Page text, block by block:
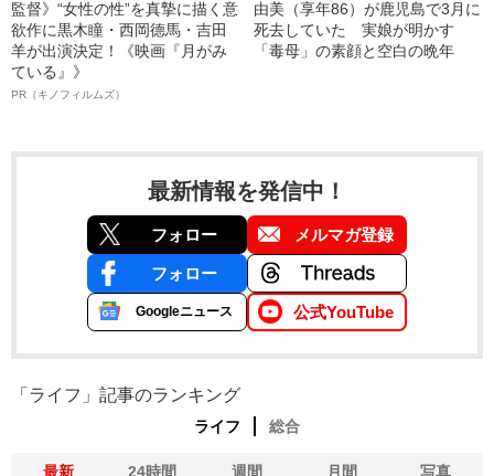
監督》“女性の性”を真摯に描く意
欲作に黒木瞳・西岡德馬・吉田
羊が出演決定！《映画『月がみ
ている』》
PR（キノフィルムズ）
由美（享年86）が鹿児島で3月に
死去していた 実娘が明かす
「毒母」の素顔と空白の晩年
最新情報を発信中！
フォロー メルマガ登録
フォロー
Googleニュース 公式YouTube
「ライフ」記事のランキング
ライフ 総合
最新 24時間 週間 月間 写真